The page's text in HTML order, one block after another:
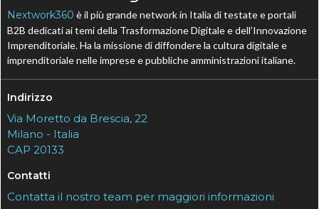
Nextwork360 è il più grande network in Italia di testate e portali
B2B dedicati ai temi della Trasformazione Digitale e dell’Innovazione
Imprenditoriale. Ha la missione di diffondere la cultura digitale e
imprenditoriale nelle imprese e pubbliche amministrazioni italiane.
Indirizzo
Via Moretto da Brescia, 22
Milano - Italia
CAP 20133
Contatti
Contatta il nostro team per maggiori informazioni